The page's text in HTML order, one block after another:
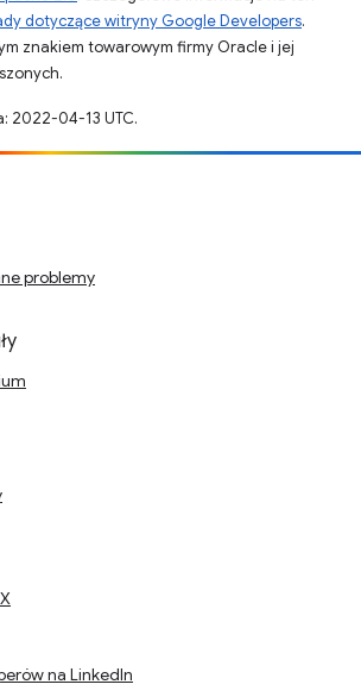
dotyczące witryny Google Developers.
znakiem towarowym firmy Oracle i jej
2022-04-13 UTC.
problemy
na LinkedIn